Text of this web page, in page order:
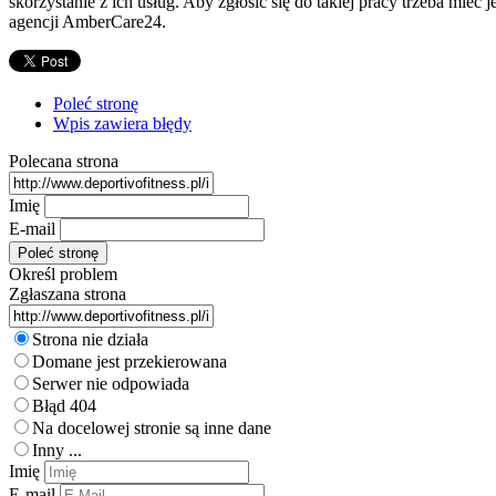
agencji AmberCare24.
Poleć stronę
Wpis zawiera błędy
Polecana strona
Imię
E-mail
Określ problem
Zgłaszana strona
Strona nie działa
Domane jest przekierowana
Serwer nie odpowiada
Błąd 404
Na docelowej stronie są inne dane
Inny ...
Imię